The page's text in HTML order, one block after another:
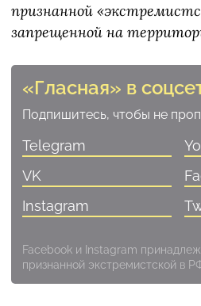
признанной
запрещенной на
«Гласная» в
Подпишитесь, чтобы не
Telegram
VK
Instagram
Facebook и Instagram
признанной экстремистской в